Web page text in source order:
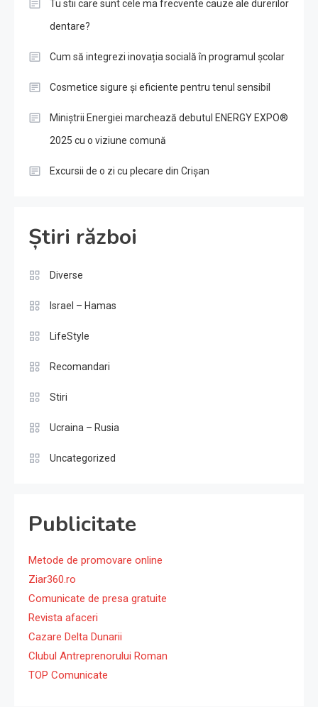
Tu stii care sunt cele ma frecvente cauze ale durerilor
dentare?
Cum să integrezi inovația socială în programul școlar
Cosmetice sigure și eficiente pentru tenul sensibil
Miniștrii Energiei marchează debutul ENERGY EXPO®
2025 cu o viziune comună
Excursii de o zi cu plecare din Crișan
Știri război
Diverse
Israel – Hamas
LifeStyle
Recomandari
Stiri
Ucraina – Rusia
Uncategorized
Publicitate
Metode de promovare online
Ziar360.ro
Comunicate de presa gratuite
Revista afaceri
Cazare Delta Dunarii
Clubul Antreprenorului Roman
TOP Comunicate